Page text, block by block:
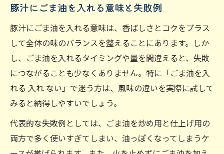
アップ
家庭の豚汁がごま油の工夫で格上げできる
理由
ごま油ひとさじで満足度アップの豚汁レシ
ピ
豚汁をごま油後入れでさらに香ばしくする
ごま油で家庭の豚汁がプロの味に近づくコ
ツ
豚汁にごま油を入れる意味と失敗例
豚汁にごま油を入れる意味は、香ばしさとコクをプラス
して全体の味のバランスを整えることにあります。しか
し、ごま油を入れるタイミングや量を間違えると、失敗
につながることも少なくありません。特に「ごま油を入
れる 入れ ない」で迷う方は、風味の違いを実際に試して
みると納得しやすいでしょう。
代表的な失敗例としては、ごま油を炒め用と仕上げ用の
両方で多く使いすぎてしまい、油っぽくなってしまうケ